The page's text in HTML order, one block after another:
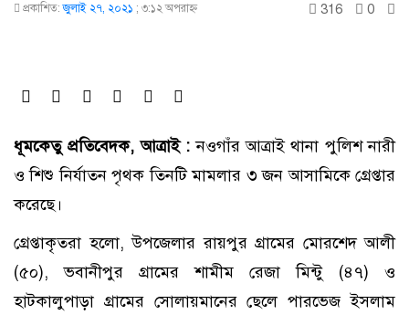
প্রকাশিত:জুলাই ২৭, ২০২১ ; ৩:১২ অপরাহ্ণ 316 0
ধূমকেতু প্রতিবেদক, আত্রাই : নওগাঁর আত্রাই থানা পুলিশ নারী
ও শিশু নির্যাতন পৃথক তিনটি মামলার ৩ জন আসামিকে গ্রেপ্তার
করেছে।
গ্রেপ্তাকৃতরা হলো, উপজেলার রায়পুর গ্রামের মোরশেদ আলী
(৫০), ভবানীপুর গ্রামের শামীম রেজা মিন্টু (৪৭) ও
হাটকালুপাড়া গ্রামের সোলায়মানের ছেলে পারভেজ ইসলাম